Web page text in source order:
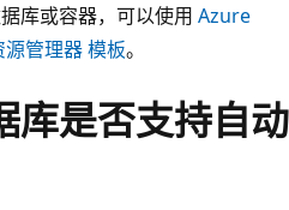
库或容器，可以使用 Azure
管理器 模板。
库是否支持自动